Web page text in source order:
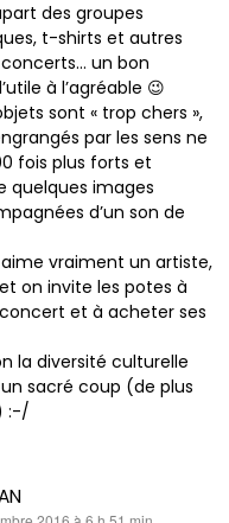
des groupes
t-shirts et autres
un bon
à l’agréable 😉
sont « trop chers »,
par les sens ne
fois plus forts et
quelques images
d’un son de
aime vraiment un artiste,
on invite les potes à
et à acheter ses
la diversité culturelle
sacré coup (de plus
:-/